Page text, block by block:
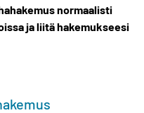
normaalisti
ja liitä hakemukseesi